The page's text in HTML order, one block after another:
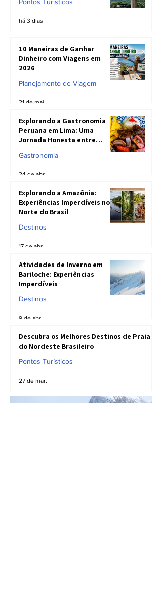
há 3 dias
10 Maneiras de Ganhar
Dinheiro com Viagens em
2026
Planejamento de Viagem
21 de mai.
Explorando a Gastronomia
Peruana em Lima: Uma
Jornada Honesta entre
Realidades do Prato
Gastronomia
24 de abr.
Explorando a Amazônia:
Experiências Imperdíveis no
Norte do Brasil
Destinos
17 de abr.
Atividades de Inverno em
Bariloche: Experiências
Imperdíveis
Destinos
9 de abr.
Descubra os Melhores Destinos de Praia
do Nordeste Brasileiro
Pontos Turísticos
27 de mar.